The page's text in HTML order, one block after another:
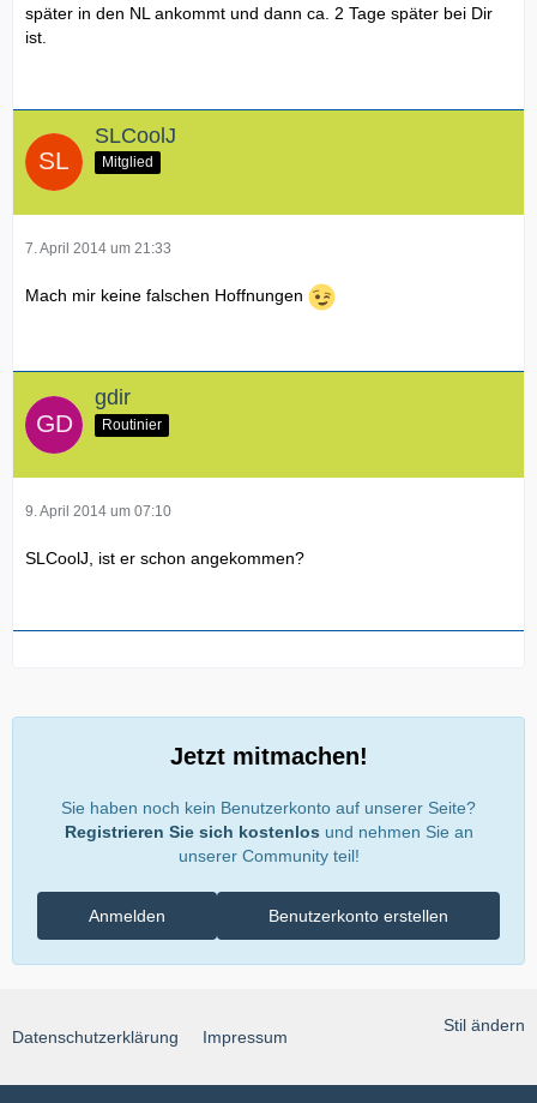
später in den NL ankommt und dann ca. 2 Tage später bei Dir
ist.
SLCoolJ
Mitglied
7. April 2014 um 21:33
Mach mir keine falschen Hoffnungen
gdir
Routinier
9. April 2014 um 07:10
SLCoolJ, ist er schon angekommen?
Jetzt mitmachen!
Sie haben noch kein Benutzerkonto auf unserer Seite?
Registrieren Sie sich kostenlos und nehmen Sie an
unserer Community teil!
Benutzerkonto erstellen
Anmelden
Stil ändern
Datenschutzerklärung Impressum